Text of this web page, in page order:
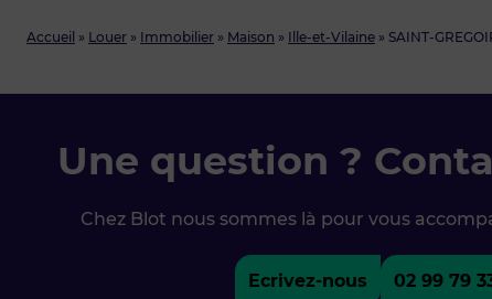
Accueil » Louer » Immobilier » Maison » Ille-et-Vilaine » SAINT-
Une question ?
Chez Blot nous sommes là pour vous
Ecrivez-nous 02 99 79